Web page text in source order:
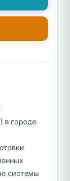
в городе
системы